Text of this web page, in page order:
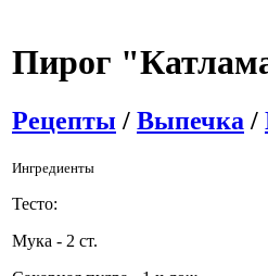
Пирог
Рецепты / Выпечка /
Ингредиенты
Тесто:
Мука - 2 ст.